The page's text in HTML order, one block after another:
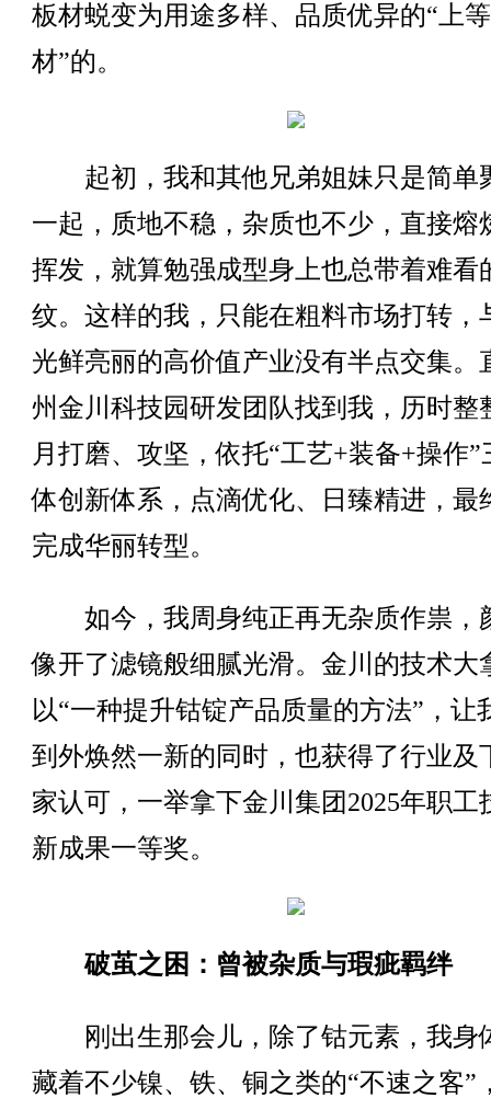
板材蜕变为用途多样、品质优异的“上
材”的。
起初，我和其他兄弟姐妹只是简单
一起，质地不稳，杂质也不少，直接熔
挥发，就算勉强成型身上也总带着难看
纹。这样的我，只能在粗料市场打转，
光鲜亮丽的高价值产业没有半点交集。
州金川科技园研发团队找到我，历时整
月打磨、攻坚，依托“工艺+装备+操作”
体创新体系，点滴优化、日臻精进，最
完成华丽转型。
如今，我周身纯正再无杂质作祟，
像开了滤镜般细腻光滑。金川的技术大
以“一种提升钴锭产品质量的方法”，让
到外焕然一新的同时，也获得了行业及
家认可，一举拿下金川集团2025年职工
新成果一等奖。
破茧之困：曾被杂质与瑕疵羁绊
刚出生那会儿，除了钴元素，我身
藏着不少镍、铁、铜之类的“不速之客”